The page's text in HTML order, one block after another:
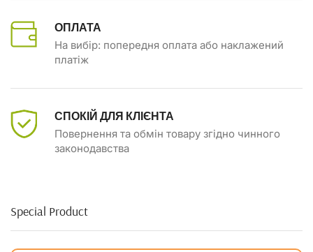
ОПЛАТА
На вибір: попередня оплата або наклажений
платіж
СПОКІЙ ДЛЯ КЛІЄНТА
Повернення та обмін товару згідно чинного
законодавства
Special Product